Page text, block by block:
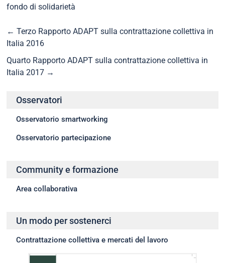
fondo di solidarietà
← Terzo Rapporto ADAPT sulla contrattazione collettiva in
Italia 2016
Quarto Rapporto ADAPT sulla contrattazione collettiva in
Italia 2017 →
Osservatori
Osservatorio smartworking
Osservatorio partecipazione
Community e formazione
Area collaborativa
Un modo per sostenerci
Contrattazione collettiva e mercati del lavoro